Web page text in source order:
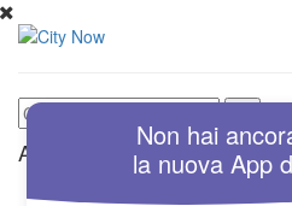
Altre SezioniNon hai
la nuovaApp